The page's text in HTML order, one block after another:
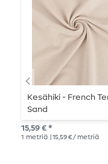
Kesähiki - French
Sand
15,59 € *
1 metriä | 15,59 € / metriä